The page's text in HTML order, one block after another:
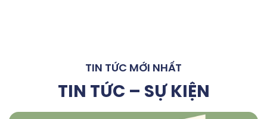
TIN TỨC MỚI NHẤT
TIN TỨC – SỰ KIỆN